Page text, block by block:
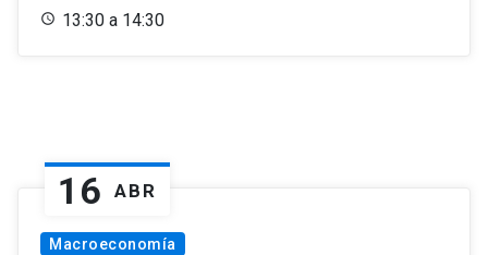
13:30 a 14:30
16 ABR
Macroeconomía